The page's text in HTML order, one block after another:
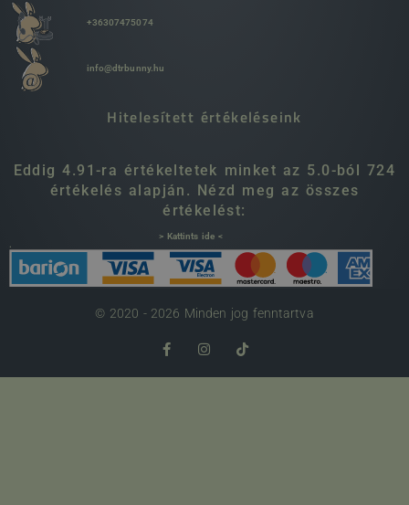
+36307475074
info@dtrbunny.hu
Hitelesített értékeléseink
Eddig 4.91-ra értékeltetek minket az 5.0-ból 724
értékelés alapján. Nézd meg az összes
értékelést:
> Kattints ide <
© 2020 - 2026 Minden jog fenntartva